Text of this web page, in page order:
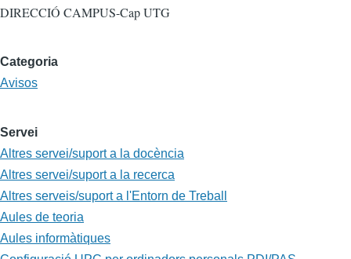
DIRECCIÓ CAMPUS-Cap UTG
Categoria
Avisos
Servei
Altres servei/suport a la docència
Altres servei/suport a la recerca
Altres serveis/suport a l'Entorn de Treball
Aules de teoria
Aules informàtiques